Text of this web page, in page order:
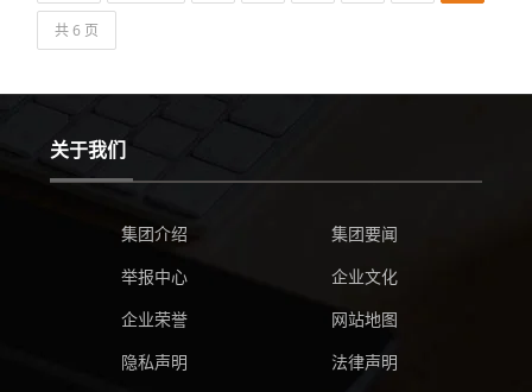
共 6 页
关于我们
集团介绍
集团要闻
举报中心
企业文化
企业荣誉
网站地图
隐私声明
法律声明